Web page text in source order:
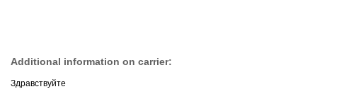
Additional information on carrier:
Здравствуйте